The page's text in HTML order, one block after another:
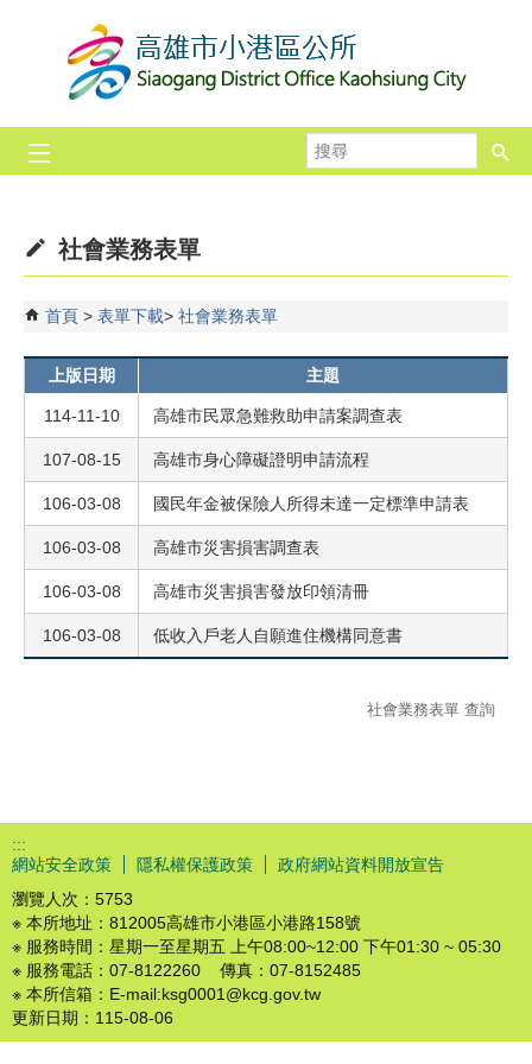
跳到主要內容區塊
尋
社會業務表單
首頁 表單下載 社會業務表單
上版日期 主題
114-11-10 高雄市民眾急難救助申請案調查表
107-08-15 高雄市身心障礙證明申請流程
106-03-08 國民年金被保險人所得未達一定標準申請表
106-03-08 高雄市災害損害調查表
106-03-08 高雄市災害損害發放印領清冊
106-03-08 低收入戶老人自願進住機構同意書
社會業務表單 查詢
:::
網站安全政策
隱私權保護政策
政府網站資料開放宣告
瀏覽人次： 5753
※ 本所地址：812005高雄市小港區小港路158號
※ 服務時間：星期一至星期五 上午08:00~12:00 下午01:30 ~ 05:30
※ 服務電話：07-8122260 傳真：07-8152485
※ 本所信箱：E-mail:ksg0001@kcg.gov.tw
更新日期： 115-08-06